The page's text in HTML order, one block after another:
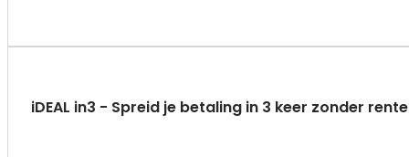
iDEAL in3 - Spreid je betaling in 3 keer zonder rente